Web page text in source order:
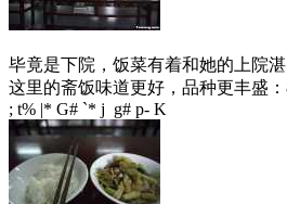
毕竟是下院，饭菜有着和她的上院
这里的斋饭味道更好，品种更丰盛：
; t% |* G# `* j g# p- K